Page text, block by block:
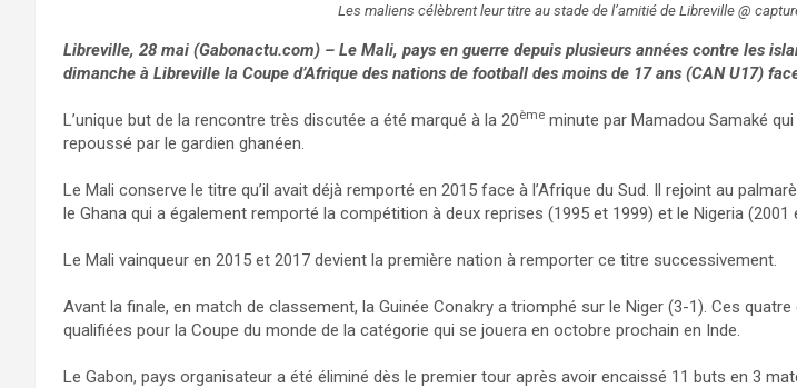
Les maliens célèbrent leur titre au stade de l’amitié de Libreville @
Libreville, 28 mai (Gabonactu.com) – Le Mali, pays en guerre depuis plusieurs années contre les
dimanche à Libreville la Coupe d’Afrique des nations de football des moins de 17 ans (CAN U17)
L’unique but de la rencontre très discutée a été marqué à la 20ème minute par Mamadou Samaké
repoussé par le gardien ghanéen.
Le Mali conserve le titre qu’il avait déjà remporté en 2015 face à l’Afrique du Sud. Il rejoint au
le Ghana qui a également remporté la compétition à deux reprises (1995 et 1999) et le Nigeria (2001
Le Mali vainqueur en 2015 et 2017 devient la première nation à remporter ce titre successivement.
Avant la finale, en match de classement, la Guinée Conakry a triomphé sur le Niger (3-1). Ces
qualifiées pour la Coupe du monde de la catégorie qui se jouera en octobre prochain en Inde.
Le Gabon, pays organisateur a été éliminé dès le premier tour après avoir encaissé 11 buts en 3